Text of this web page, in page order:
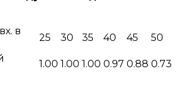
в
25 30 35 40 45
50
1.00 1.00 1.00 0.97 0.88 0.73